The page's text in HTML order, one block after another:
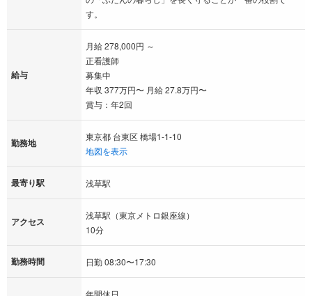
す。
給与
月給 278,000円 ～
正看護師
募集中
年収 377万円〜 月給 27.8万円〜
賞与：年2回
勤務地
東京都 台東区 橋場1-1-10
地図を表示
最寄り駅 浅草駅
アクセス
浅草駅（東京メトロ銀座線）
10分
勤務時間 日勤 08:30〜17:30
年間休日